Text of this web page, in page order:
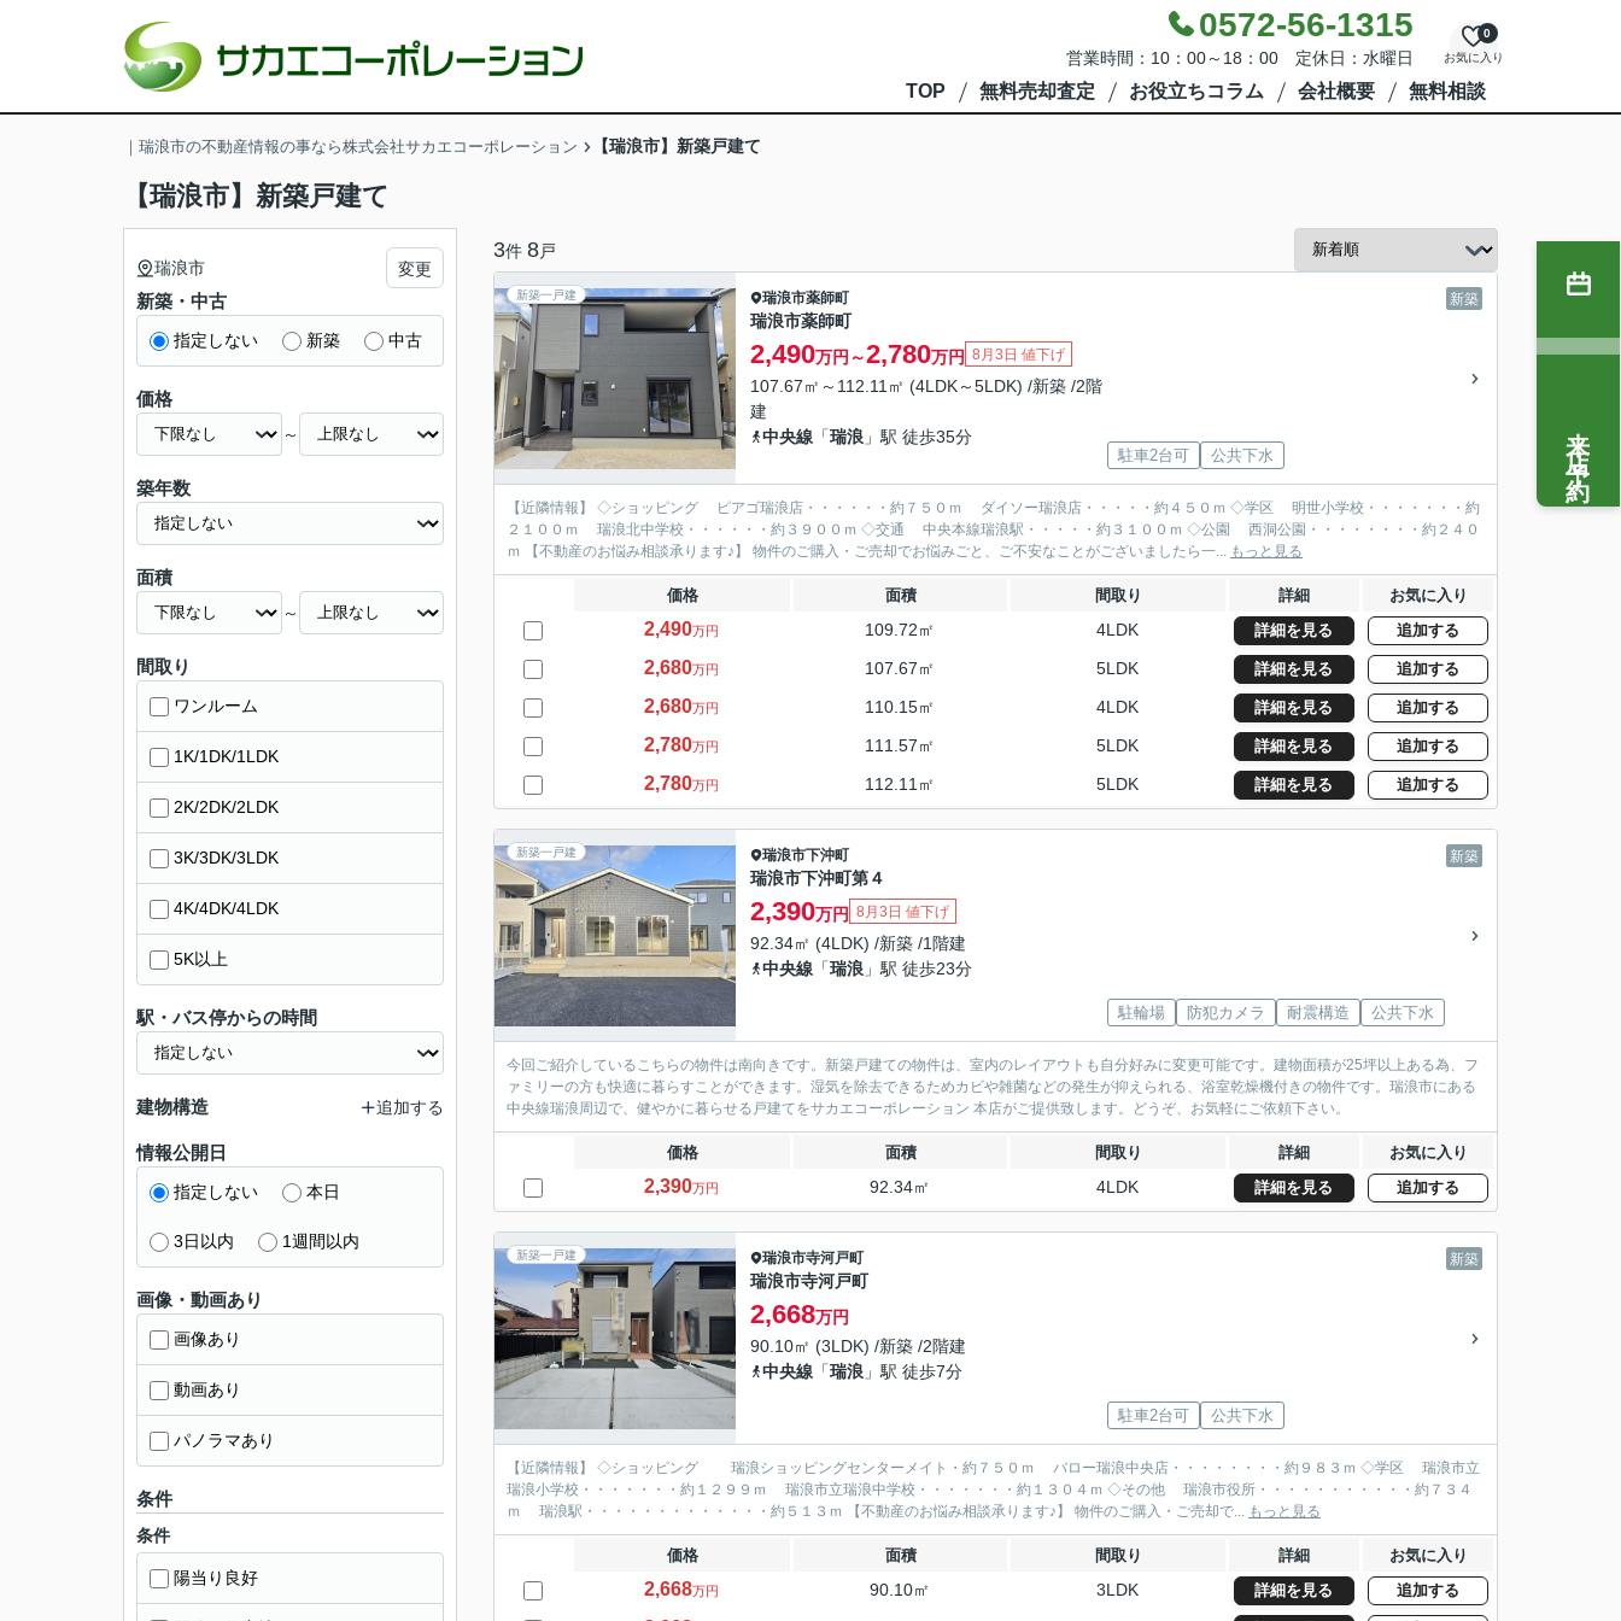
0572-56-1315
営業時間：10：00～18：00 定休日：水曜日 お気に入り
0
TOP 無料売却査定 お役立ちコラム 会社概要 無料相談
｜瑞浪市の不動産情報の事なら株式会社サカエコーポレーション 【瑞浪市】新築戸建て
【瑞浪市】新築戸建て
3件 8戸
新築一戸建 新築
瑞浪市薬師町
瑞浪市薬師町
2,490万円～2,780万円 8月3日 値下げ
107.67㎡～112.11㎡ (4LDK～5LDK) /新築 /2階
建
中央線 「瑞浪 」駅 徒歩35分
駐車2台可 公共下水
【近隣情報】 ◇ショッピング ピアゴ瑞浪店・・・・・・約７５０ｍ ダイソー瑞浪店・・・・・約４５０ｍ ◇学区 明世小学校・・・・・・・約
２１００ｍ 瑞浪北中学校・・・・・・約３９００ｍ ◇交通 中央本線瑞浪駅・・・・・約３１００ｍ ◇公園 西洞公園・・・・・・・・約２４０
ｍ 【不動産のお悩み相談承ります♪】 物件のご購入・ご売却でお悩みごと、ご不安なことがございましたら一... もっと見る
価格 面積 間取り 詳細 お気に入り
2,490万円 109.72㎡ 4LDK 詳細を見る 追加する
2,680万円 107.67㎡ 5LDK 詳細を見る 追加する
2,680万円 110.15㎡ 4LDK 詳細を見る 追加する
2,780万円 111.57㎡ 5LDK 詳細を見る 追加する
2,780万円 112.11㎡ 5LDK 詳細を見る 追加する
新築一戸建 新築
瑞浪市下沖町
瑞浪市下沖町第４
2,390万円 8月3日 値下げ
92.34㎡ (4LDK) /新築 /1階建
中央線 「瑞浪 」駅 徒歩23分
駐輪場 防犯カメラ 耐震構造 公共下水
今回ご紹介しているこちらの物件は南向きです。新築戸建ての物件は、室内のレイアウトも自分好みに変更可能です。建物面積が25坪以上ある為、フ
ァミリーの方も快適に暮らすことができます。湿気を除去できるためカビや雑菌などの発生が抑えられる、浴室乾燥機付きの物件です。瑞浪市にある
中央線瑞浪周辺で、健やかに暮らせる戸建てをサカエコーポレーション 本店がご提供致します。どうぞ、お気軽にご依頼下さい。
価格 面積 間取り 詳細 お気に入り
2,390万円 92.34㎡ 4LDK 詳細を見る 追加する
新築一戸建 新築
瑞浪市寺河戸町
瑞浪市寺河戸町
2,668万円
90.10㎡ (3LDK) /新築 /2階建
中央線 「瑞浪 」駅 徒歩7分
駐車2台可 公共下水
【近隣情報】 ◇ショッピング 瑞浪ショッピングセンターメイト・約７５０ｍ バロー瑞浪中央店・・・・・・・・約９８３ｍ ◇学区 瑞浪市立
瑞浪小学校・・・・・・・約１２９９ｍ 瑞浪市立瑞浪中学校・・・・・・・約１３０４ｍ ◇その他 瑞浪市役所・・・・・・・・・・・約７３４
ｍ 瑞浪駅・・・・・・・・・・・・・約５１３ｍ 【不動産のお悩み相談承ります♪】 物件のご購入・ご売却で... もっと見る
価格 面積 間取り 詳細 お気に入り
2,668万円 90.10㎡ 3LDK 詳細を見る 追加する
瑞浪市 変更
新築・中古
指定しない 新築 中古
価格
～
築年数
面積
～
間取り
ワンルーム
1K/1DK/1LDK
2K/2DK/2LDK
3K/3DK/3LDK
4K/4DK/4LDK
5K以上
駅・バス停からの時間
建物構造 追加する
情報公開日
指定しない 本日
3日以内 1週間以内
画像・動画あり
画像あり
動画あり
パノラマあり
条件
条件
陽当り良好
来店予約